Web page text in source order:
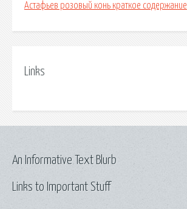
Астафьев розовый конь краткое содержание
Links
Links to Important Stuff
An Informative Text Blurb